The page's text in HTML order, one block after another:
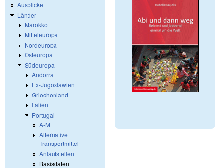
Ausblicke
Länder
Marokko
Mitteleuropa
Nordeuropa
Osteuropa
Südeuropa
Andorra
Ex-Jugoslawien
Griechenland
Italien
Portugal
A-M
Alternative
Transportmittel
Anlaufstellen
Basisdaten